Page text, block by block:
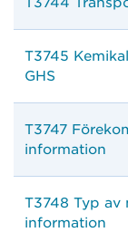
T3745
GHS
T3747
information
T3748 Typ av
information